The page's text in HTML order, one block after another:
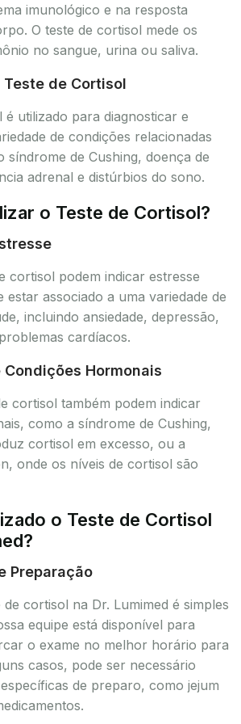
imunológico e na resposta
O teste de cortisol mede os
no sangue, urina ou saliva.
de Cortisol
é utilizado para diagnosticar e
de condições relacionadas
síndrome de Cushing, doença de
adrenal e distúrbios do sono.
o Teste de Cortisol?
cortisol podem indicar estresse
associado a uma variedade de
incluindo ansiedade, depressão,
cardíacos.
Hormonais
cortisol também podem indicar
como a síndrome de Cushing,
cortisol em excesso, ou a
onde os níveis de cortisol são
o Teste de Cortisol
Preparação
cortisol na Dr. Lumimed é simples
equipe está disponível para
o exame no melhor horário para
casos, pode ser necessário
de preparo, como jejum